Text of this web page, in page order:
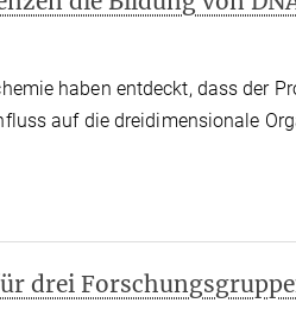
haben entdeckt, dass der
auf die dreidimensionale
drei